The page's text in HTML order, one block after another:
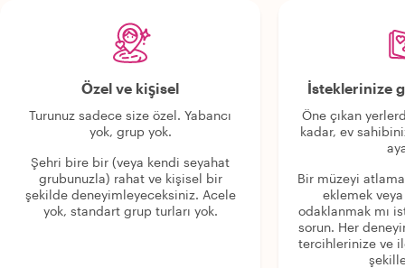
Özel ve kişisel
Turunuz sadece size özel. Yabancı
yok, grup yok.
Şehri bire bir (veya kendi seyahat
grubunuzla) rahat ve kişisel bir
şekilde deneyimleyeceksiniz. Acele
yok, standart grup turları yok.
İsteklerinize
Öne çıkan
kadar, ev
Bir müzeyi
eklemek
odaklanmak mı
sorun. Her
tercihlerinize ve